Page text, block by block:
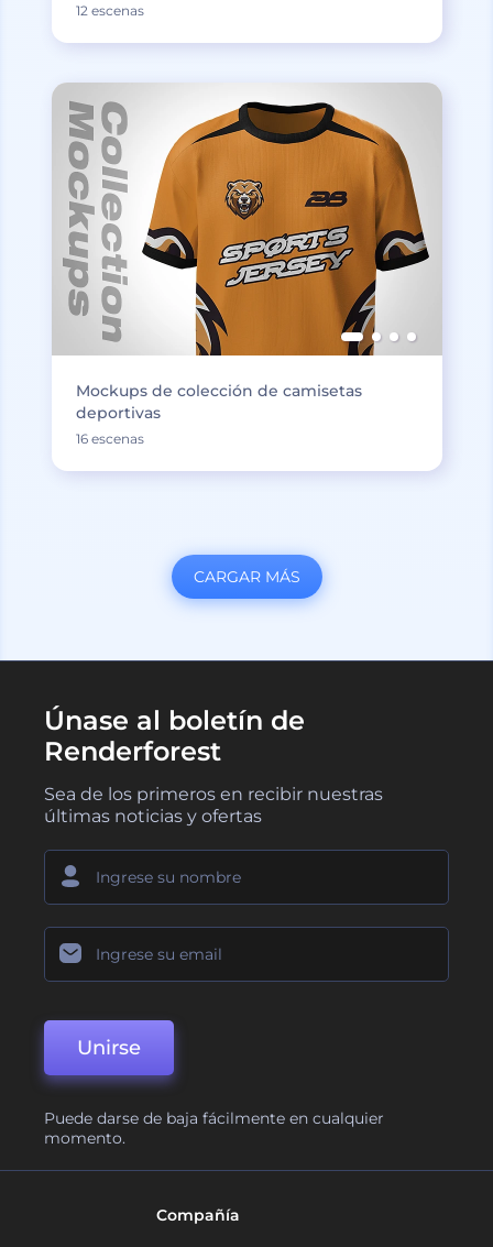
12 escenas
Mockups de colección de camisetas
deportivas
16 escenas
CARGAR MÁS
Únase al boletín de
Renderforest
Sea de los primeros en recibir nuestras
últimas noticias y ofertas
Unirse
Puede darse de baja fácilmente en cualquier
momento.
Compañía